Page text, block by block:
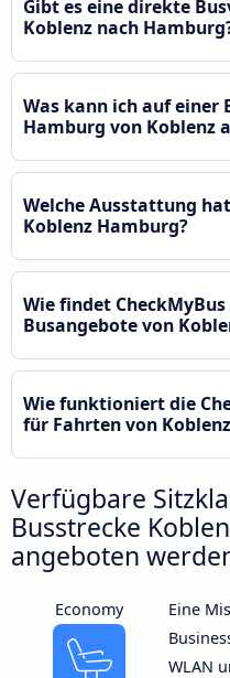
Gibt es eine direkte
Koblenz nach
Was kann ich auf einer
Hamburg von Koblenz
Welche Ausstattung
Koblenz Hamburg?
Wie findet
Busangebote von
Wie funktioniert die
für Fahrten von
Verfügbare
Busstrecke
angeboten
Economy
Eine
WLAN